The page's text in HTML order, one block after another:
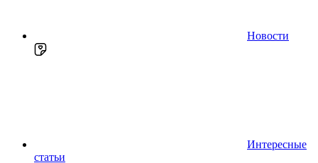
Новости
Интересные
статьи